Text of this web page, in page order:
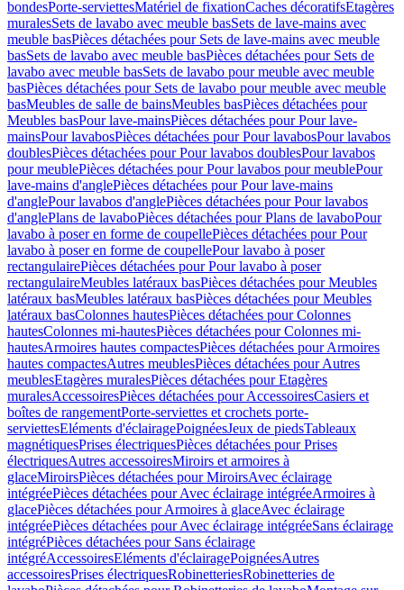
bondesPorte-serviettesMatériel de fixationCaches décoratifsEtagères
muralesSets de lavabo avec meuble basSets de lave-mains avec
meuble basPièces détachées pour Sets de lave-mains avec meuble
basSets de lavabo avec meuble basPièces détachées pour Sets de
lavabo avec meuble basSets de lavabo pour meuble avec meuble
basPièces détachées pour Sets de lavabo pour meuble avec meuble
basMeubles de salle de bainsMeubles basPièces détachées pour
Meubles basPour lave-mainsPièces détachées pour Pour lave-
mainsPour lavabosPièces détachées pour Pour lavabosPour lavabos
doublesPièces détachées pour Pour lavabos doublesPour lavabos
pour meublePièces détachées pour Pour lavabos pour meublePour
lave-mains d'anglePièces détachées pour Pour lave-mains
d'anglePour lavabos d'anglePièces détachées pour Pour lavabos
d'anglePlans de lavaboPièces détachées pour Plans de lavaboPour
lavabo à poser en forme de coupellePièces détachées pour Pour
lavabo à poser en forme de coupellePour lavabo à poser
rectangulairePièces détachées pour Pour lavabo à poser
rectangulaireMeubles latéraux basPièces détachées pour Meubles
latéraux basMeubles latéraux basPièces détachées pour Meubles
latéraux basColonnes hautesPièces détachées pour Colonnes
hautesColonnes mi-hautesPièces détachées pour Colonnes mi-
hautesArmoires hautes compactesPièces détachées pour Armoires
hautes compactesAutres meublesPièces détachées pour Autres
meublesEtagères muralesPièces détachées pour Etagères
muralesAccessoiresPièces détachées pour AccessoiresCasiers et
boîtes de rangementPorte-serviettes et crochets porte-
serviettesEléments d'éclairagePoignéesJeux de piedsTableaux
magnétiquesPrises électriquesPièces détachées pour Prises
électriquesAutres accessoiresMiroirs et armoires à
glaceMiroirsPièces détachées pour MiroirsAvec éclairage
intégréePièces détachées pour Avec éclairage intégréeArmoires à
glacePièces détachées pour Armoires à glaceAvec éclairage
intégréePièces détachées pour Avec éclairage intégréeSans éclairage
intégréPièces détachées pour Sans éclairage
intégréAccessoiresEléments d'éclairagePoignéesAutres
accessoiresPrises électriquesRobinetteriesRobinetteries de